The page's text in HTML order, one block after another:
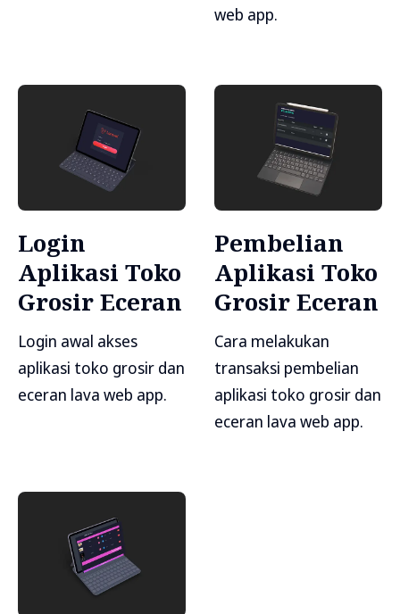
web app.
Login
Aplikasi Toko
Grosir Eceran
Login awal akses
aplikasi toko grosir dan
eceran lava web app.
Pembelian
Aplikasi Toko
Grosir Eceran
Cara melakukan
transaksi pembelian
aplikasi toko grosir dan
eceran lava web app.